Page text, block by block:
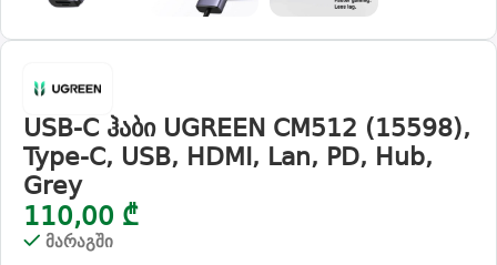
USB-C ჰაბი UGREEN CM512 (15598),
Type-C, USB, HDMI, Lan, PD, Hub,
Grey
110,00 ₾
მარაგში